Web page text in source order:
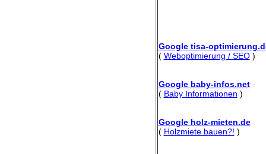
Google tisa-
( Weboptimierung / SEO)
Google baby-infos.net
( Baby Informationen )
Google holz-mieten.de
( Holzmiete bauen?! )